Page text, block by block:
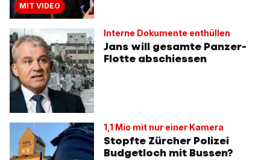
MIT VIDEO
Interne Dokumente enthüllen
Jans will gesamte Panzer-
Flotte abschiessen
1,1 Mio mit nur einer Kamera
Stopfte Zürcher Polizei
Budgetloch mit Bussen?